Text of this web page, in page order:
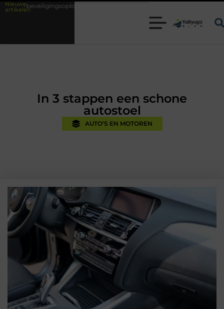
Nieuwe
artikelen met kennis uit de praktijk
In 3 stappen een schone
autostoel
AUTO’S EN MOTOREN